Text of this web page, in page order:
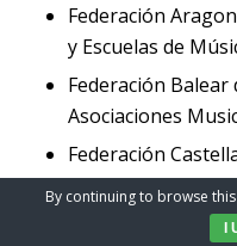
Federación
y Escuelas de
Federación Balear
Asociaciones
Federación
Musicales,
Federación
By continuing to browse